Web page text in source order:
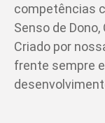
competências
Senso de
Criado por
frente sempre